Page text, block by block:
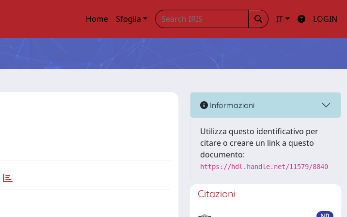
Home Sfoglia IT LOGIN
Informazioni
Utilizza questo identificativo per
citare o creare un link a questo
documento:
https://hdl.handle.net/11579/8840
Citazioni